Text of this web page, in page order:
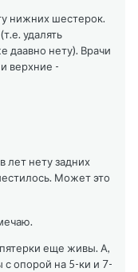
нижних шестерок.
удалять
даавно нету). Врачи
и верхние -
лет нету задних
Может это
пятерки еще живы. А,
с опорой на 5-ки и 7-